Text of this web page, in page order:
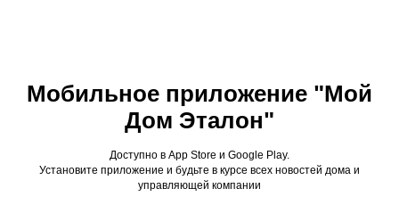
Мобильное приложение "Мой
Дом Эталон"
Доступно в App Store и Google Play.
Установите приложение и будьте в курсе всех новостей дома и
управляющей компании